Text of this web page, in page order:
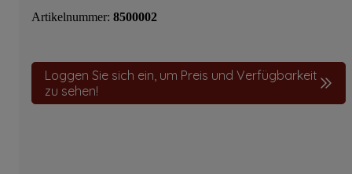
Artikelnummer: 8500002
Loggen Sie sich ein, um Preis und Verfügbarkeit
zu sehen!